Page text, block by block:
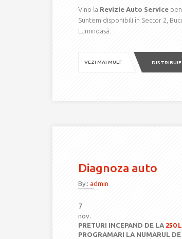
Vino la Revizie Auto Service
Suntem disponibili în Sector 2,
Luminoasă.
VEZI MAI MULT DISTRIBUIE
Diagnoza auto
By:: admin
7
nov.
PRETURI INCEPAND DE LA 250
PROGRAMARI LA NUMARUL